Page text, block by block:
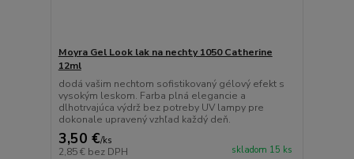
Moyra Gel Look lak na nechty 1050 Catherine
12ml
dodá vašim nechtom sofistikovaný gélový efekt s
vysokým leskom. Farba plná elegancie a
dlhotrvajúca výdrž bez potreby UV lampy pre
dokonale upravený vzhľad každý deň.
3,50 €/ks
2,85 € bez DPH skladom 15 ks